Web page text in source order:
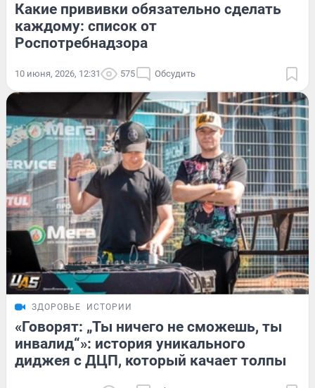
Какие прививки обязательно сделать
каждому: список от
Роспотребнадзора
10 июня, 2026, 12:31 575 Обсудить
ЗДОРОВЬЕ ИСТОРИИ
«Говорят: „Ты ничего не сможешь, ты
инвалид“»: история уникального
диджея с ДЦП, который качает толпы